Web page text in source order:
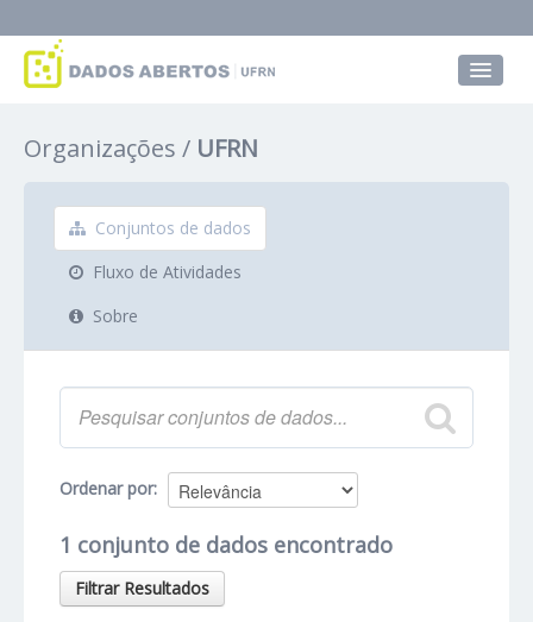
Grupos
Sobre
Organizações UFRN
Conjuntos de dados
Fluxo de Atividades
Sobre
Ordenar por
1 conjunto de dados encontrado
Filtrar Resultados